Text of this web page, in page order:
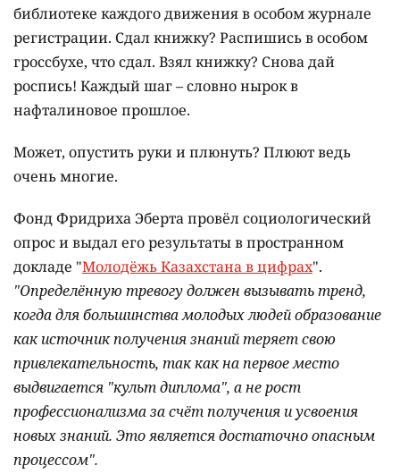
библиотеке каждого движения в особом журнале
регистрации. Сдал книжку? Распишись в особом
гроссбухе, что сдал. Взял книжку? Снова дай
роспись! Каждый шаг – словно нырок в
нафталиновое прошлое.
Может, опустить руки и плюнуть? Плюют ведь
очень многие.
Фонд Фридриха Эберта провёл социологический
опрос и выдал его результаты в пространном
докладе "Молодёжь Казахстана в цифрах".
"Определённую тревогу должен вызывать тренд,
когда для большинства молодых людей образование
как источник получения знаний теряет свою
привлекательность, так как на первое место
выдвигается "культ диплома", а не рост
профессионализма за счёт получения и усвоения
новых знаний. Это является достаточно опасным
процессом".